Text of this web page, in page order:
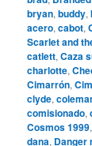
bryan,buddy,
acero,cabot,
Scarlet and
catlett,Caza
charlotte,
Cimarrón,
clyde,
comisionado,
Cosmos 1999
dana, Danger